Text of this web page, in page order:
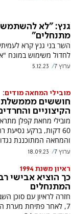
גנץ: "לא להשתמש
מתנחלים"
השר בני גנץ קרא
לחדול משימוש במונח
ערוץ 7 5.12.23
מובילי המחאה מודים:
חוששים מממשלת
הקיצוניים
מובילי מחאת קפלן
60 דקות, ברקע נסיעת
והמחאה המתוכננת
ערוץ 7 18.09.23
ראיון משנת 1994
כך הוציא אבישי
המתנחלים
חזרה לראיון עם סוכן
7, לאחר פתיחת מערת